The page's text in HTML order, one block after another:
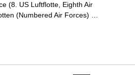
(8. US Luftflotte, Eighth Air
(Numbered Air Forces) …